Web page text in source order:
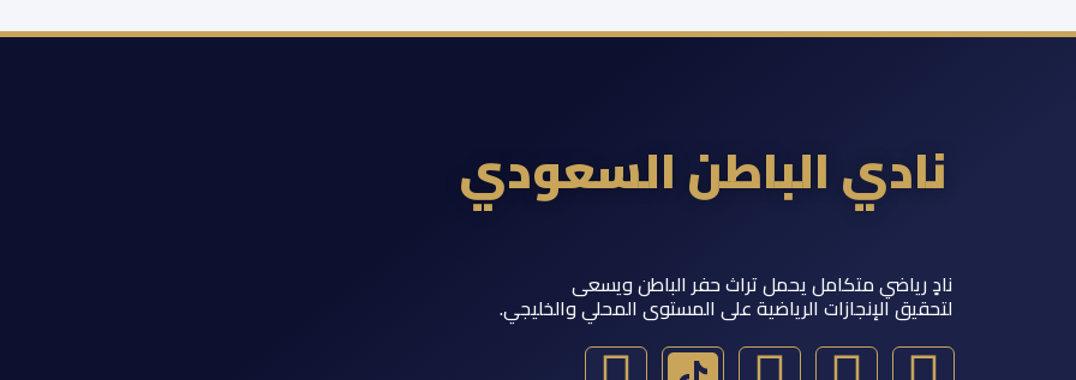
نادي الباطن السعودي
نادٍ رياضي متكامل يحمل تراث حفر الباطن ويسعى
لتحقيق الإنجازات الرياضية على المستوى المحلي والخليجي.
T
Y
S
I